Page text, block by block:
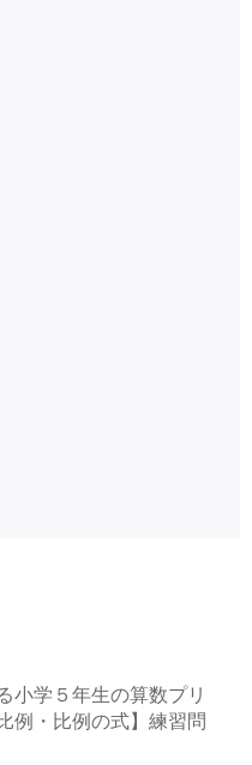
小学５年生の算数プリ
例・比例の式】練習問